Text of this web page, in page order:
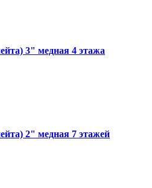
3" медная 4 этажа
2" медная 7 этажей